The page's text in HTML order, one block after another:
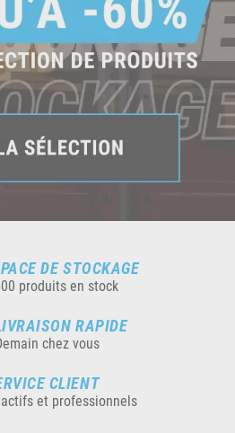
DE STOCKAGE
produits en stock
RAPIDE
chez vous
CLIENT
et professionnels